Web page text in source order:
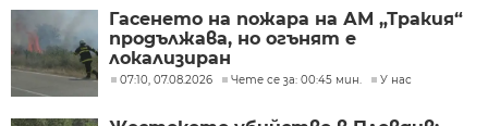
Гасенето на пожара на АМ „Тракия“
продължава, но огънят е
локализиран
07:10, 07.08.2026 Чете се за: 00:45 мин. У нас